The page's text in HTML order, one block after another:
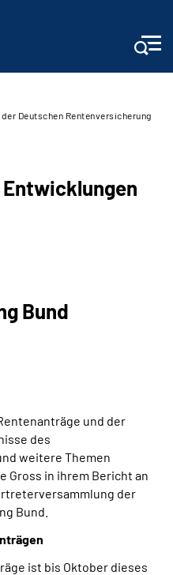
Deutschen Rentenversicherung
Entwicklungen
Bund
und der
des
weitere Themen
in ihrem Bericht an
der
Bund.
ist bis Oktober dieses